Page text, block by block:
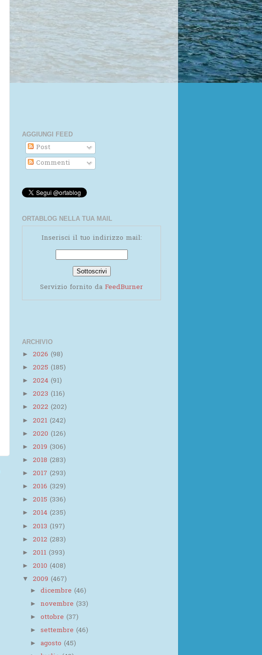
AGGIUNGI FEED
Post
Commenti
ORTABLOG NELLA TUA MAIL
Inserisci il tuo indirizzo mail:
Servizio fornito da FeedBurner
ARCHIVIO
► 2026 (98)
► 2025 (185)
► 2024 (91)
► 2023 (116)
► 2022 (202)
► 2021 (242)
► 2020 (126)
► 2019 (306)
► 2018 (283)
► 2017 (293)
► 2016 (329)
► 2015 (336)
► 2014 (235)
► 2013 (197)
► 2012 (283)
► 2011 (393)
► 2010 (408)
▼ 2009 (467)
►dicembre(46)
►novembre(33)
►ottobre(37)
►settembre(46)
►agosto(45)